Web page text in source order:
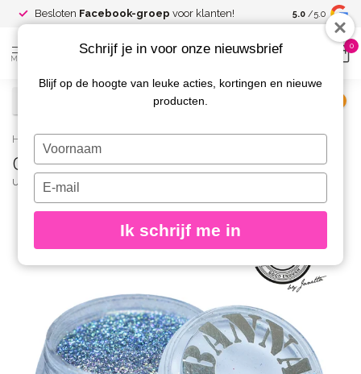
Besloten Facebook-groep voor klanten! Spaar voor
kortingen
5.0 /5.0
MENU
0
Home / Crystal Collection 37
Crystal Collection 37
URBAN NAILS
Schrijf je in voor onze nieuwsbrief
Blijf op de hoogte van leuke acties, kortingen en nieuwe
producten.
Typ
je
naam
Typ
je
e-
in
Ik schrijf me in